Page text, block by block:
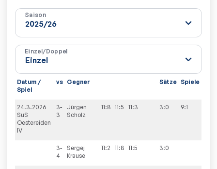
Saison
Einzel/Doppel
Datum /
Spiel
vs Gegner Sätze Spiele
24.3.2026
SuS
Oestereiden
IV
3-
3
Jürgen
Scholz
11:8 11:5 11:3 3:0 9:1
3-
4
Sergej
Krause
11:2 11:8 11:5 3:0